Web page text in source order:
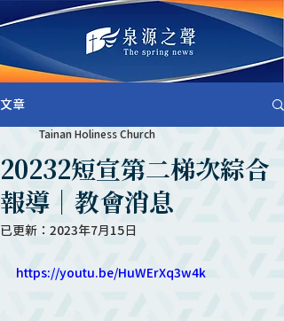
文章
20232短宣第二梯次綜合
報導｜教會消息
Tainan Holiness Church
已更新： 2023年7月15日
https://youtu.be/HuWErXq3w4k